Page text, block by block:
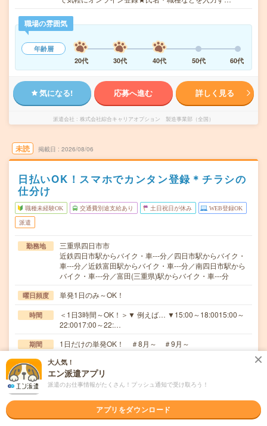
職場の雰囲気
年齢層
20代
30代 40代 50代 60代
気になる! 応募へ進む 詳しく見る
派遣会社 株式会社綜合キャリアオプション 製造事業部（全国）
未読 掲載日 2026/08/06
日払いOK！スマホでカンタン登録＊チラシの
仕分け
職種未経験OK 交通費別途支給あり 土日祝日が休み WEB登録OK
派遣
勤務地
三重県四日市市
近鉄四日市駅からバイク・車---分／四日市駅からバイク・
車---分／近鉄富田駅からバイク・車---分／南四日市駅から
バイク・車---分／富田(三重県)駅からバイク・車---分
曜日頻度 単発1日のみ～OK！
時間
＜1日3時間～OK！＞▼ 例えば… ▼15:00～18:0015:00～
22:0017:00～22:…
期間 1日だけの単発OK！ ＃8月～ ＃9月～
時給 時給1,500円～1,875円
交通費
＼チラシの仕分け／＜とってもシンプルなので未経験でも
安心！＞▼封入作業及び梱包▼雑誌や書籍などの仕分…
大人気！
エン派遣アプリ
派遣のお仕事情報がたくさん！プッシュ通知で受け取ろう！
アプリをダウンロード